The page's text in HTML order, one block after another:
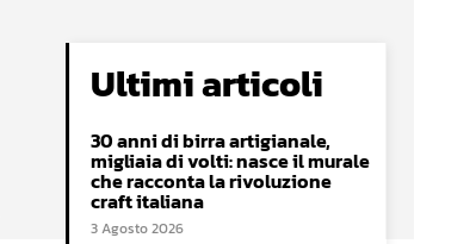
Ultimi articoli
30 anni di birra artigianale,
migliaia di volti: nasce il murale
che racconta la rivoluzione
craft italiana
3 Agosto 2026